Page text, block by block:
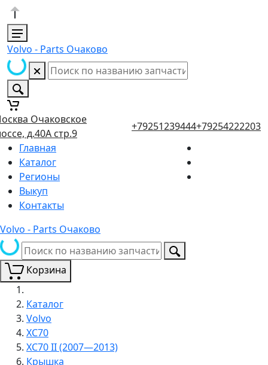
Volvo - Parts Очаково
Очаковское
д.40А стр.9
+79251239444+79254222203
Главная
Каталог
Регионы
Выкуп
Контакты
Volvo - Parts Очаково
Корзина
Каталог
Volvo
XC70
XC70 II (2007—2013)
Крышка